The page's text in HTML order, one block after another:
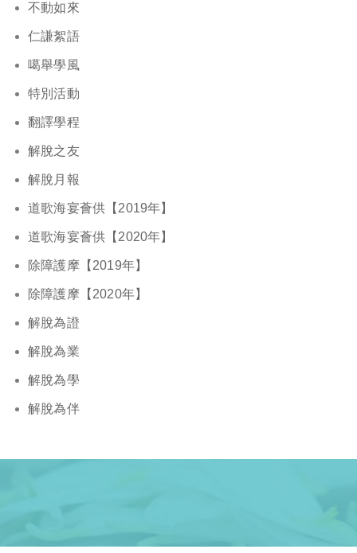
不動如來
仁謙絮語
噶舉學風
特別活動
翻譯學程
解脫之友
解脫月報
道歌海宴薈供【2019年】
道歌海宴薈供【2020年】
除障護摩【2019年】
除障護摩【2020年】
解脫為證
解脫為業
解脫為學
解脫為伴